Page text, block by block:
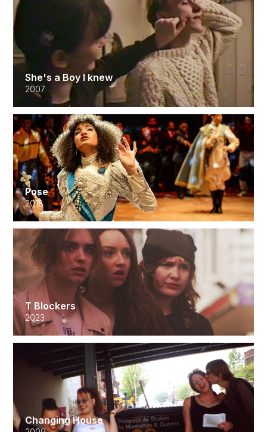
She's a Boy I knew
2007
Pose
2018
T Blockers
2023
Changing House